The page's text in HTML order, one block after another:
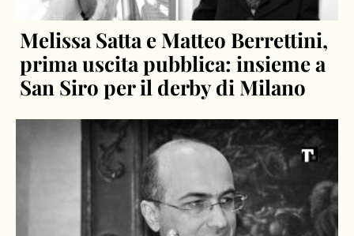
Melissa Satta e Matteo Berrettini,
prima uscita pubblica: insieme a
San Siro per il derby di Milano